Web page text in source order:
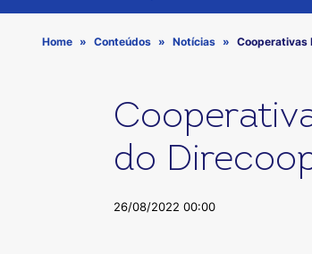
Home Conteúdos Notícias Cooperativas
do
26/08/2022 00:00